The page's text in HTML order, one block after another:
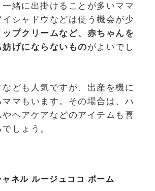
一緒に出掛けることが多いママ
シャドウなどは使う機会が少
ップクリームなど、赤ちゃんを
げにならないものがよいでし
ども人気ですが、出産を機に
ママもいます。その場合は、ハ
やヘアケアなどのアイテムも喜
しょう。
ネル ルージュココ ボーム